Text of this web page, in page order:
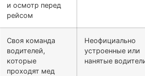
и осмотр перед
рейсом
Своя команда
водителей,
которые
проходят мед
Неофициально
устроенные или
нанятые